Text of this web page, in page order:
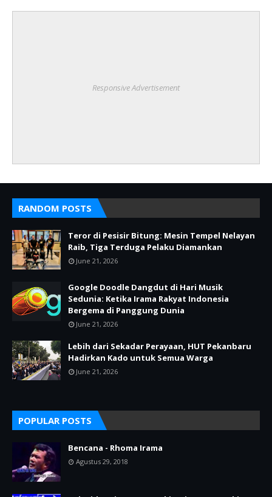
Responsive Advertisement
RANDOM POSTS
Teror di Pesisir Bitung: Mesin Tempel Nelayan
Raib, Tiga Terduga Pelaku Diamankan
June 21, 2026
Google Doodle Dangdut di Hari Musik
Sedunia: Ketika Irama Rakyat Indonesia
Bergema di Panggung Dunia
June 21, 2026
Lebih dari Sekadar Perayaan, HUT Pekanbaru
Hadirkan Kado untuk Semua Warga
June 21, 2026
POPULAR POSTS
Bencana - Rhoma Irama
Agustus 29, 2018